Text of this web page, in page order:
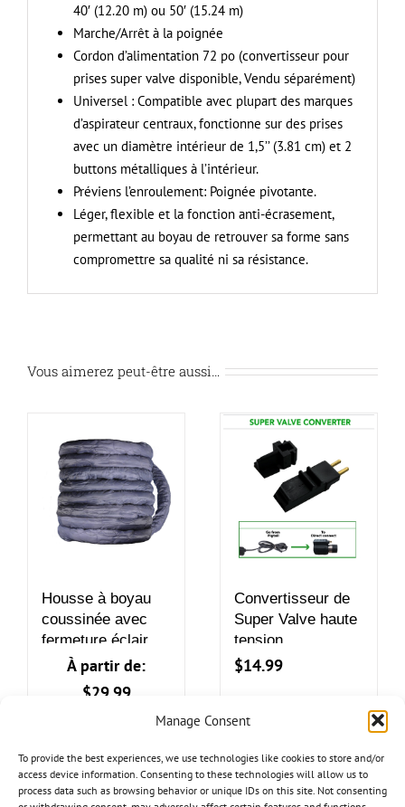
Manage Consent
To provide the best experiences, we use technologies like cookies to store and/or
access device information. Consenting to these technologies will allow us to
process data such as browsing behavior or unique IDs on this site. Not consenting
40′ (12.20 m) ou 50′ (15.24 m)
Marche/Arrêt à la poignée
Cordon d’alimentation 72 po (convertisseur pour
prises super valve disponible, Vendu séparément)
Universel : Compatible avec plupart des marques
d’aspirateur centraux, fonctionne sur des prises
avec un diamètre intérieur de 1,5’’ (3.81 cm) et 2
buttons métalliques à l’intérieur.
Préviens l’enroulement: Poignée pivotante.
Léger, flexible et la fonction anti-écrasement,
permettant au boyau de retrouver sa forme sans
compromettre sa qualité ni sa résistance.
Vous aimerez peut-être aussi…
Housse à boyau
coussinée avec
fermeture éclaire,
lavable à la
machinne
À partir de:
$29.99
Add to cart
Ce
produit
Details
Convertisseur de
Super Valve haute
tension
$14.99
panier